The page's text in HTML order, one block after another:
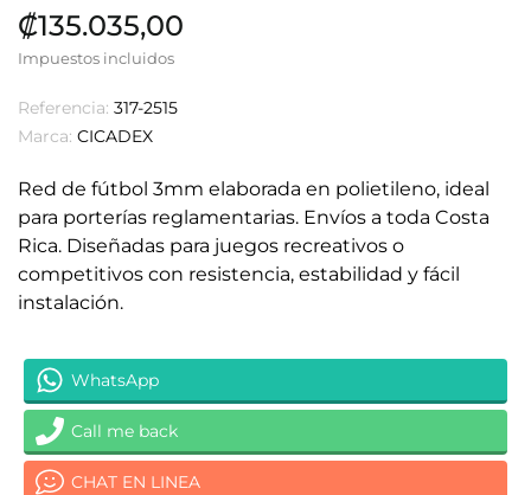
₡135.035,00
Impuestos incluidos
Referencia: 317-2515
Marca: CICADEX
Red de fútbol 3mm elaborada en polietileno, ideal
para porterías reglamentarias. Envíos a toda Costa
Rica. Diseñadas para juegos recreativos o
competitivos con resistencia, estabilidad y fácil
instalación.
WhatsApp
Call me back
CHAT EN LINEA